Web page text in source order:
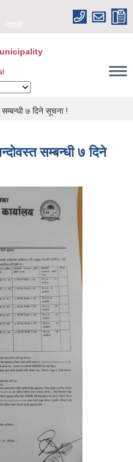
नेपाली
७ दिने सूचना !
सम्बन्धी ७ दिने